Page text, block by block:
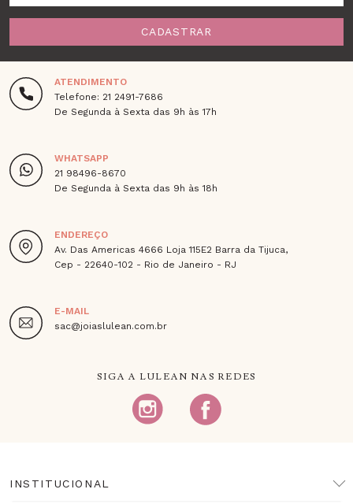
CADASTRAR
ATENDIMENTO
Telefone: 21 2491-7686
De Segunda à Sexta das 9h às 17h
WHATSAPP
21 98496-8670
De Segunda à Sexta das 9h às 18h
ENDEREÇO
Av. Das Americas 4666 Loja 115E2 Barra da Tijuca,
Cep - 22640-102 - Rio de Janeiro - RJ
E-MAIL
sac@joiaslulean.com.br
SIGA A LULEAN NAS REDES
INSTITUCIONAL